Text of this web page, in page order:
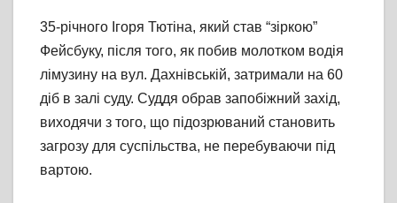
35-річного Ігоря Тютіна, який став “зіркою”
Фейсбуку, після того, як побив молотком водія
лімузину на вул. Дахнівській, затримали на 60
діб в залі суду. Суддя обрав запобіжний захід,
виходячи з того, що підозрюваний становить
загрозу для суспільства, не перебуваючи під
вартою.